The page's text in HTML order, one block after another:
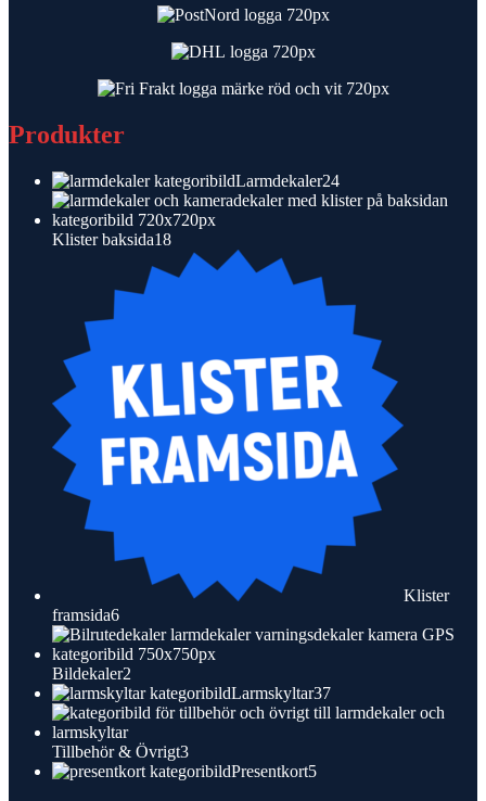
Produkter
Larmdekaler2424
produkter
Klister baksida1818
produkter
Klister
framsida66
produkter
Bildekaler2
produkter
Larmskyltar3737
produkter
Tillbehör & Övrigt33
produkterPresentkort55